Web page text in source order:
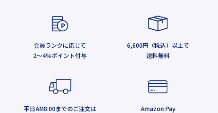
会員ランクに応じて
2～4％ポイント付与
6,600円（税込）以上で
送料無料
平日AM8:00までのご注文は
Amazon Pay